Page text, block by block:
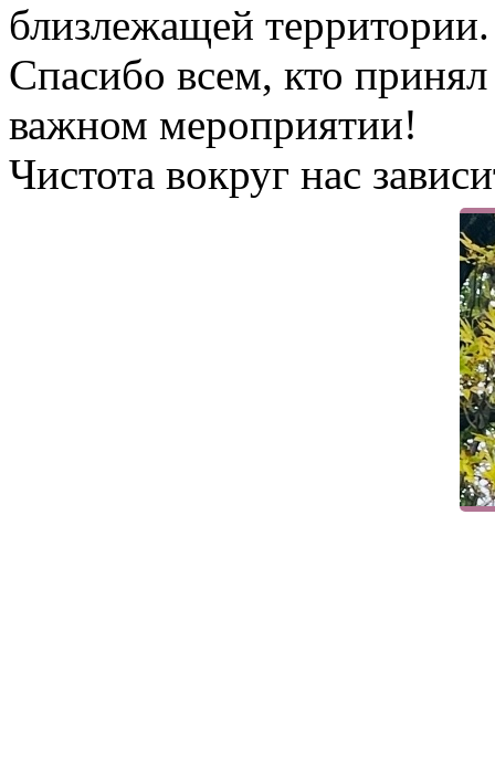
близлежащей территории.
Спасибо всем, кто
важном мероприятии!
Чистота вокруг нас